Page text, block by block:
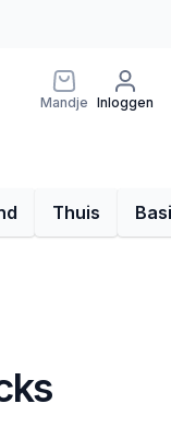
Mandje Inloggen
Thuis